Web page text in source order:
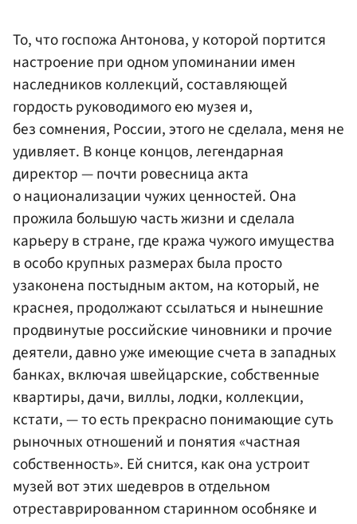
То, что госпожа Антонова, у которой портится
настроение при одном упоминании имен
наследников коллекций, составляющей
гордость руководимого ею музея и,
без сомнения, России, этого не сделала, меня не
удивляет. В конце концов, легендарная
директор — почти ровесница акта
о национализации чужих ценностей. Она
прожила большую часть жизни и сделала
карьеру в стране, где кража чужого имущества
в особо крупных размерах была просто
узаконена постыдным актом, на который, не
краснея, продолжают ссылаться и нынешние
продвинутые российские чиновники и прочие
деятели, давно уже имеющие счета в западных
банках, включая швейцарские, собственные
квартиры, дачи, виллы, лодки, коллекции,
кстати, — то есть прекрасно понимающие суть
рыночных отношений и понятия «частная
собственность». Ей снится, как она устроит
музей вот этих шедевров в отдельном
отреставрированном старинном особняке и